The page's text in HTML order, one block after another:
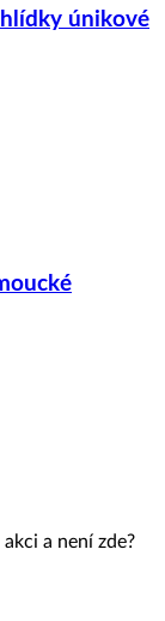
únikové
a není zde?